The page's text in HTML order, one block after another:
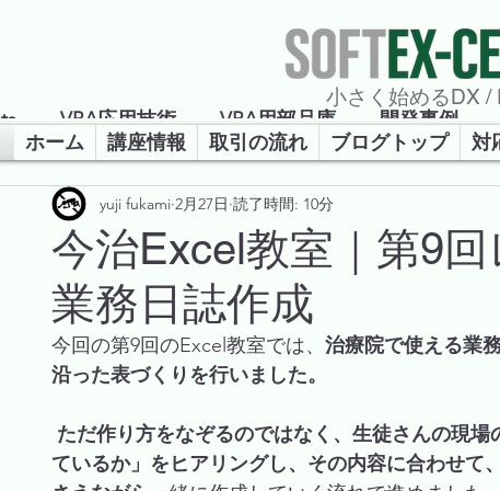
小さく始めるDX /
ホーム
講座情報 取引の流れ ブログトップ 対
VBA応用技術 VBA用部品庫 開発事例
務改善のヒント 超勉強会
今治Excel教室｜第9
業務日誌作成
yuji fukami 2月27日 読了時間: 10分
今回の第9回のExcel教室では、 治療院で使える業
沿った表づくりを行いました。
ているか」をヒアリングし、その内容に合わせて